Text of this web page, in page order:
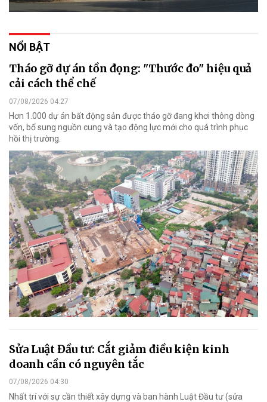
NỔI BẬT
Tháo gỡ dự án tồn đọng: "Thước đo" hiệu quả
cải cách thể chế
07/08/2026 04:27
Hơn 1.000 dự án bất động sản được tháo gỡ đang khơi thông dòng
vốn, bổ sung nguồn cung và tạo động lực mới cho quá trình phục
hồi thị trường.
Sửa Luật Đầu tư: Cắt giảm điều kiện kinh
doanh cần có nguyên tắc
07/08/2026 04:30
Nhất trí với sự cần thiết xây dựng và ban hành Luật Đầu tư (sửa